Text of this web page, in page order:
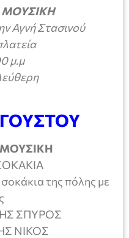
ΜΟΥΣΙΚΗ
Αγνή Στασινού
μ.μ
της πόλης με
ΣΠΥΡΟΣ
ΝΙΚΟΣ